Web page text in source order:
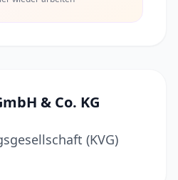
& Co. KG
(KVG)